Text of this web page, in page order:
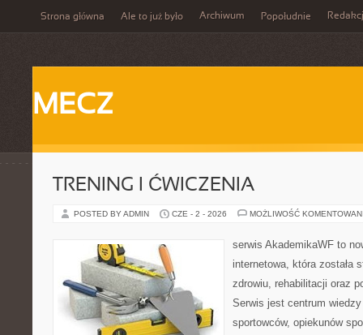
Strona główna Ale to już było Archiwum Popołudnie
MECZ
TRENING I ĆWICZENIA
POSTED BY ADMIN CZE - 2 - 2026 MOŻLIWOŚĆ
serwis AkademikaWF to
internetowa, która została
zdrowiu, rehabilitacji oraz
Serwis jest centrum
sportowców, opiekunów